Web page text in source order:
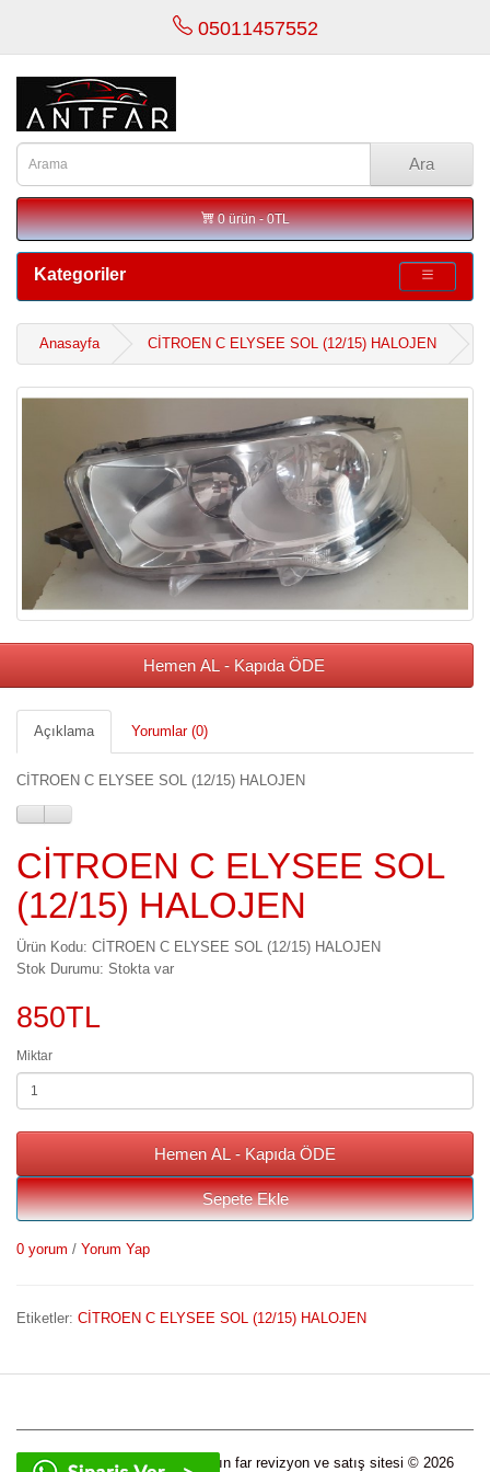
05011457552
Ara
0 ürün - 0TL
Kategoriler
Anasayfa CİTROEN C ELYSEE SOL (12/15) HALOJEN
Hemen AL - Kapıda ÖDE
Açıklama Yorumlar (0)
CİTROEN C ELYSEE SOL (12/15) HALOJEN
CİTROEN C ELYSEE SOL
(12/15) HALOJEN
Ürün Kodu: CİTROEN C ELYSEE SOL (12/15) HALOJEN
Stok Durumu: Stokta var
850TL
Miktar
Hemen AL - Kapıda ÖDE
Sepete Ekle
0 yorum / Yorum Yap
Etiketler: CİTROEN C ELYSEE SOL (12/15) HALOJEN
Tüm marka ve model araçların far revizyon ve satış sitesi © 2026